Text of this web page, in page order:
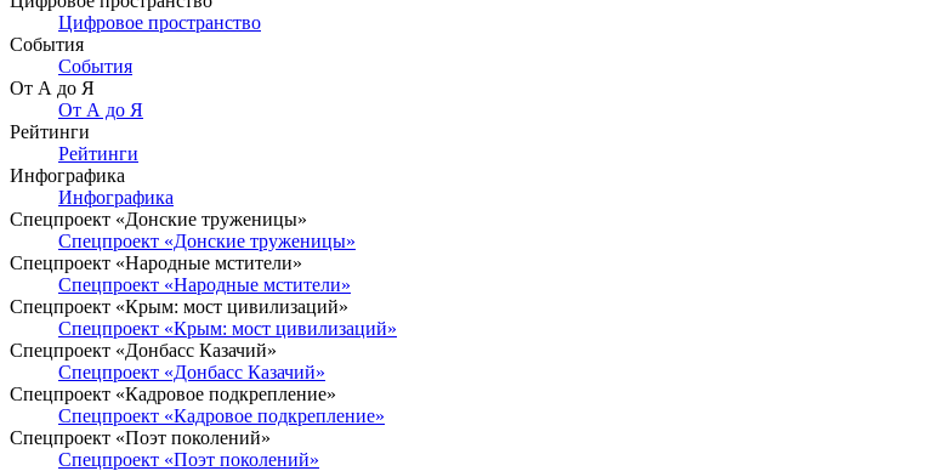
Цифровое пространство
События
События
От А до Я
От А до Я
Рейтинги
Рейтинги
Инфографика
Инфографика
Спецпроект «Донские труженицы»
Спецпроект «Донские труженицы»
Спецпроект «Народные мстители»
Спецпроект «Народные мстители»
Спецпроект «Крым: мост цивилизаций»
Спецпроект «Крым: мост цивилизаций»
Спецпроект «Донбасс Казачий»
Спецпроект «Донбасс Казачий»
Спецпроект «Кадровое подкрепление»
Спецпроект «Кадровое подкрепление»
Спецпроект «Поэт поколений»
Спецпроект «Поэт поколений»